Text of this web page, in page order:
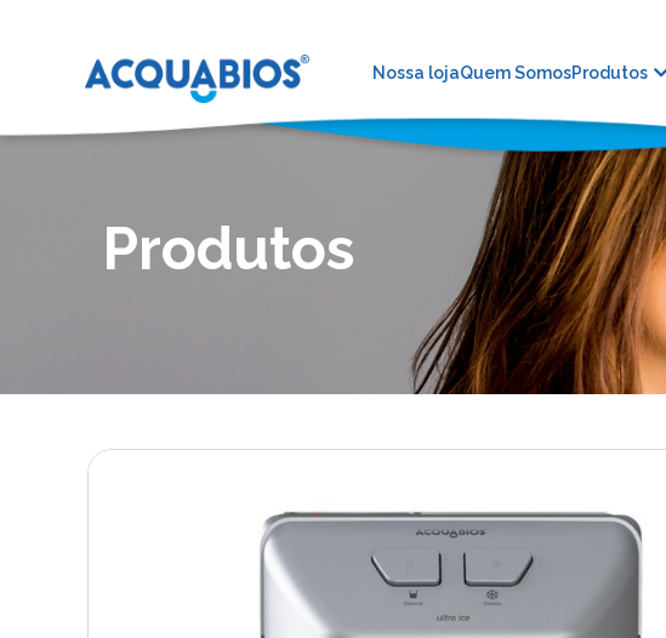
Nossa lojaQuem SomosProdutos
Produtos